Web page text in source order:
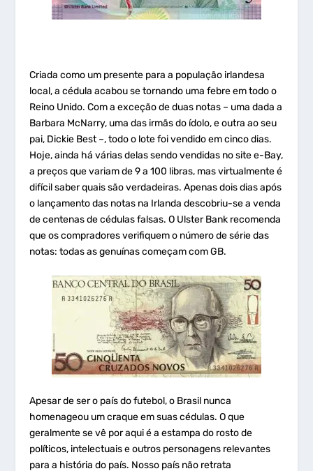
Criada como um presente para a população irlandesa
local, a cédula acabou se tornando uma febre em todo o
Reino Unido. Com a exceção de duas notas – uma dada a
Barbara McNarry, uma das irmãs do ídolo, e outra ao seu
pai, Dickie Best –, todo o lote foi vendido em cinco dias.
Hoje, ainda há várias delas sendo vendidas no site e-Bay,
a preços que variam de 9 a 100 libras, mas virtualmente é
difícil saber quais são verdadeiras. Apenas dois dias após
o lançamento das notas na Irlanda descobriu-se a venda
de centenas de cédulas falsas. O Ulster Bank recomenda
que os compradores verifiquem o número de série das
notas: todas as genuínas começam com GB.
Apesar de ser o país do futebol, o Brasil nunca
homenageou um craque em suas cédulas. O que
geralmente se vê por aqui é a estampa do rosto de
políticos, intelectuais e outros personagens relevantes
para a história do país. Nosso país não retrata